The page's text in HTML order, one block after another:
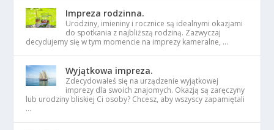
Impreza rodzinna.
Urodziny, imieniny i rocznice są idealnymi okazjami
do spotkania z najbliższą rodziną. Zazwyczaj
decydujemy się w tym momencie na imprezy kameralne, …
Wyjątkowa impreza.
Zdecydowałeś się na urządzenie wyjątkowej
imprezy dla swoich znajomych. Okazją są zaręczyny
lub urodziny bliskiej Ci osoby? Chcesz, aby wszyscy zapamiętali
…